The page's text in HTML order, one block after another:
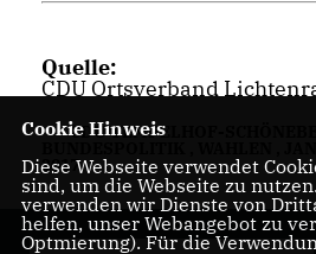
Quelle:
CDU Ortsverband
CDU TEMPELHOF-
2017
Cookie Hinweis
Diese Webseite verwendet
sind, um die Webseite zu
verwenden wir Dienste von
helfen, unser Webangebot zu
Optmierung). Für die